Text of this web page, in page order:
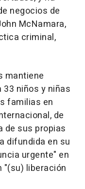
negocios de
McNamara,
criminal,
mantiene
niños y niñas
familias en
de
de sus propias
difundida en su
urgente" en
"(su) liberación